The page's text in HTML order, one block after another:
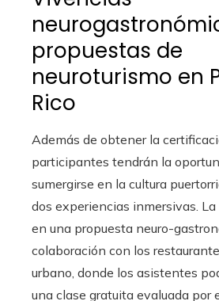
propuestas de
neuroturismo en
Rico
Además de obtener la
participantes tendrán la
sumergirse en la cultura
dos experiencias inmersivas.
en una propuesta neuro-
colaboración con los
urbano, donde los asistentes
una clase gratuita evaluada por